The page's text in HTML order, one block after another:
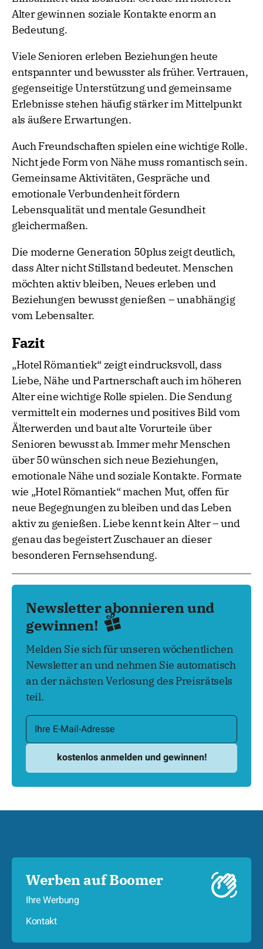
Alter gewinnen soziale Kontakte enorm an
Bedeutung.
Viele Senioren erleben Beziehungen heute
entspannter und bewusster als früher. Vertrauen,
gegenseitige Unterstützung und gemeinsame
Erlebnisse stehen häufig stärker im Mittelpunkt
als äußere Erwartungen.
Auch Freundschaften spielen eine wichtige Rolle.
Nicht jede Form von Nähe muss romantisch sein.
Gemeinsame Aktivitäten, Gespräche und
emotionale Verbundenheit fördern
Lebensqualität und mentale Gesundheit
gleichermaßen.
Die moderne Generation 50plus zeigt deutlich,
dass Alter nicht Stillstand bedeutet. Menschen
möchten aktiv bleiben, Neues erleben und
Beziehungen bewusst genießen – unabhängig
vom Lebensalter.
Fazit
„Hotel Römantiek“ zeigt eindrucksvoll, dass
Liebe, Nähe und Partnerschaft auch im höheren
Alter eine wichtige Rolle spielen. Die Sendung
vermittelt ein modernes und positives Bild vom
Älterwerden und baut alte Vorurteile über
Senioren bewusst ab. Immer mehr Menschen
über 50 wünschen sich neue Beziehungen,
emotionale Nähe und soziale Kontakte. Formate
wie „Hotel Römantiek“ machen Mut, offen für
neue Begegnungen zu bleiben und das Leben
aktiv zu genießen. Liebe kennt kein Alter – und
genau das begeistert Zuschauer an dieser
besonderen Fernsehsendung.
Newsletter abonnieren und
gewinnen!
Melden Sie sich für unseren wöchentlichen
Newsletter an und nehmen Sie automatisch
an der nächsten Verlosung des Preisrätsels
teil.
Werben auf Boomer
Ihre Werbung
Kontakt